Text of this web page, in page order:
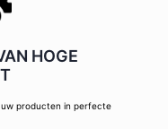
HOGE
producten in perfecte